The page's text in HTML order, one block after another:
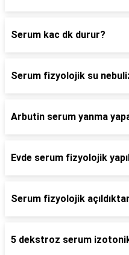
Serum kac dk durur?
Serum fizyolojik su
Arbutin serum yanma
Evde serum fizyolojik
Serum fizyolojik
5 dekstroz serum